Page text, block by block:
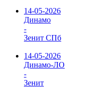
14-05-2026
Динамо
-
Зенит СПб
14-05-2026
Динамо-ЛО
-
Зенит